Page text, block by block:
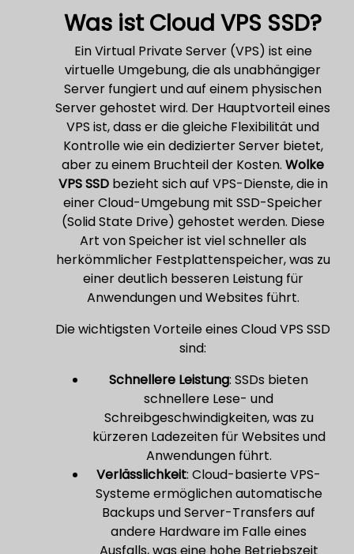
Was ist Cloud VPS SSD?
Ein Virtual Private Server (VPS) ist eine
virtuelle Umgebung, die als unabhängiger
Server fungiert und auf einem physischen
Server gehostet wird. Der Hauptvorteil eines
VPS ist, dass er die gleiche Flexibilität und
Kontrolle wie ein dedizierter Server bietet,
aber zu einem Bruchteil der Kosten. Wolke
VPS SSDbezieht sich auf VPS-Dienste, die in
einer Cloud-Umgebung mit SSD-Speicher
(Solid State Drive) gehostet werden. Diese
Art von Speicher ist viel schneller als
herkömmlicher Festplattenspeicher, was zu
einer deutlich besseren Leistung für
Anwendungen und Websites führt.
Die wichtigsten Vorteile eines Cloud VPS SSD
sind:
Schnellere Leistung: SSDs bieten
schnellere Lese- und
Schreibgeschwindigkeiten, was zu
kürzeren Ladezeiten für Websites und
Anwendungen führt.
Verlässlichkeit: Cloud-basierte VPS-
Systeme ermöglichen automatische
Backups und Server-Transfers auf
andere Hardware im Falle eines